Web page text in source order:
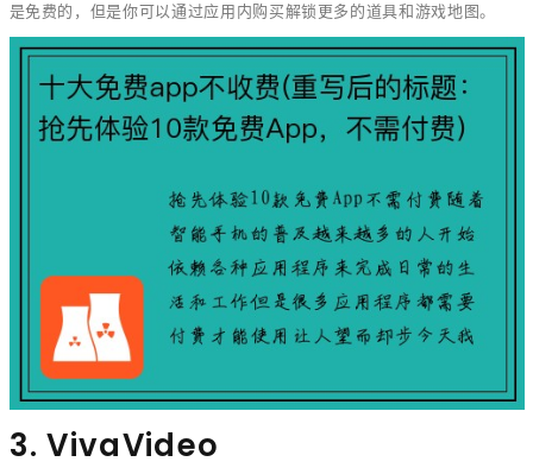
是免费的，但是你可以通过应用内购买解锁更多的道具和游戏地图。
3. VivaVideo